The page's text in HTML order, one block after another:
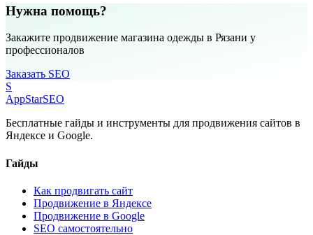
Нужна помощь?
Закажите продвижение магазина одежды в Рязани у
профессионалов
Заказать SEO
S
AppStarSEO
Бесплатные гайды и инструменты для продвижения сайтов в
Яндексе и Google.
Гайды
Как продвигать сайт
Продвижение в Яндексе
Продвижение в Google
SEO самостоятельно